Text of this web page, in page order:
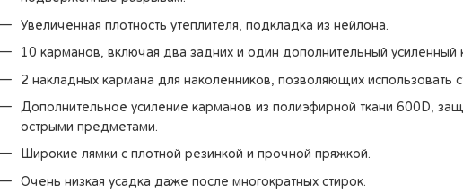
Увеличенная плотность утеплителя, подкладка из нейлона.
10 карманов, включая два задних и один дополнительный усиленный
2 накладных кармана для наколенников, позволяющих
Дополнительное усиление карманов из полиэфирной ткани 600D,
острыми предметами.
Широкие лямки с плотной резинкой и прочной пряжкой.
Очень низкая усадка даже после многократных стирок.